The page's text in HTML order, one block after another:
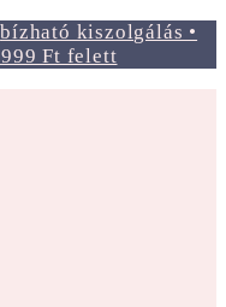
kiszolgálás •
Ft felett